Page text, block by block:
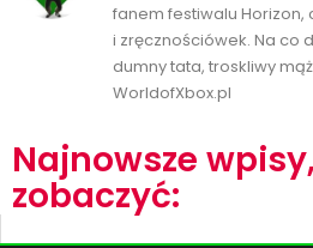
fanem festiwalu
i zręcznościówek. Na co
dumny tata, troskliwy
WorldofXbox.pl
Najnowsze
zobaczyć: